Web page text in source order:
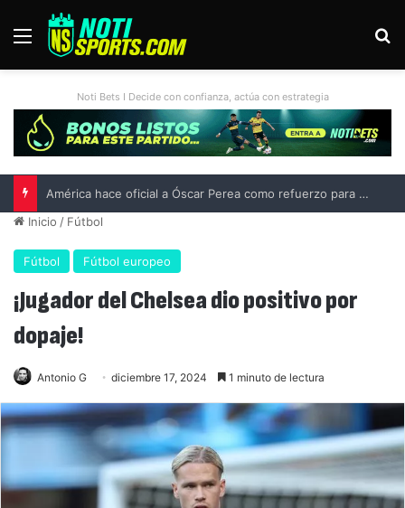
Menú
Noti Bets I Decide con confianza, actúa con estrategia
América hace oficial a Óscar Perea como refuerzo para el Apertura 2026
Inicio / Fútbol
Fútbol Fútbol europeo
¡Jugador del Chelsea dio positivo por
dopaje!
Antonio G diciembre 17, 2024 1 minuto de lectura